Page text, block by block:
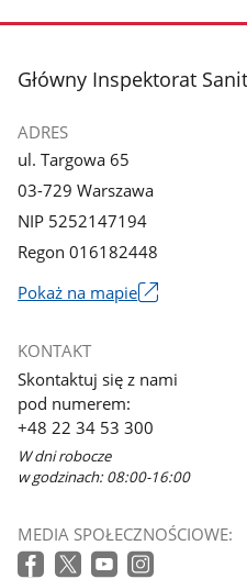
stopka
Główny Inspektorat
ADRES
ul. Targowa 65
03-729 Warszawa
NIP 5252147194
Regon 016182448
Pokaż na mapie
się
w
nowym
oknie
KONTAKT
Skontaktuj się z nami
pod numerem:
+48 22 34 53 300
W dni robocze
w godzinach: 08:00-16:00
MEDIA SPOŁECZNOŚCIOWE: